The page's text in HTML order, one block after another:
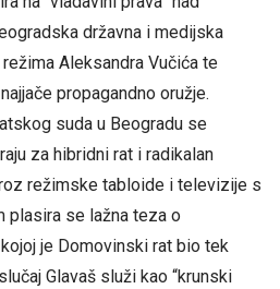
državna i medijska
Aleksandra Vučića te
propagandno oružje.
suda u Beogradu se
za hibridni rat i radikalan
režimske tabloide i televizije s
plasira se lažna teza o
je Domovinski rat bio tek
Glavaš služi kao “krunski